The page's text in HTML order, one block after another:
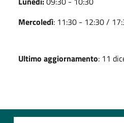
Mercoledì: 11:30 - 12:30 /
Ultimo aggiornamento: 11